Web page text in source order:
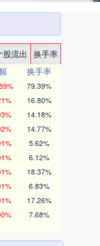
股流出
换手率
换手率
79.39%
16.80%
14.18%
14.77%
5.62%
6.12%
18.37%
6.83%
17.26%
7.68%